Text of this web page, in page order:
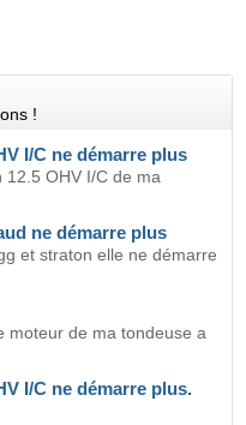
!
I/C ne démarre plus
OHV I/C de ma
ne démarre plus
et straton elle ne démarre
moteur de ma tondeuse a
I/C ne démarre plus.